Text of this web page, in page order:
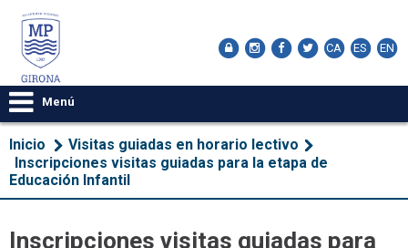
CA ES EN
Menú
Inicio
Visitas guiadas en horario lectivo
Inscripciones visitas guiadas para la etapa de
Educación Infantil
Inscripciones visitas guiadas para